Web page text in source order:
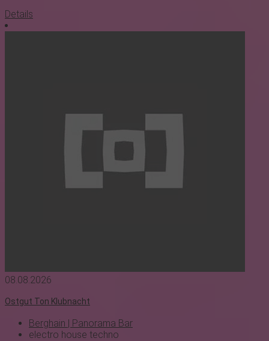
Details
08.08.2026
Ostgut Ton Klubnacht
Berghain | Panorama Bar
electro house techno